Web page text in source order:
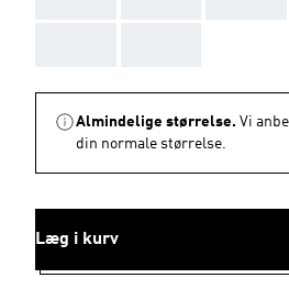
Almindelige størrelse. Vi
din normale størrelse.
Læg i kurv